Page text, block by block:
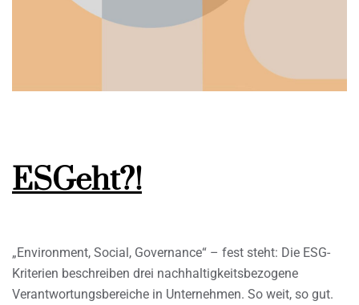
ESGeht?!
„Environment, Social, Governance“ – fest steht: Die ESG-
Kriterien beschreiben drei nachhaltigkeitsbezogene
Verantwortungsbereiche in Unternehmen. So weit, so gut.